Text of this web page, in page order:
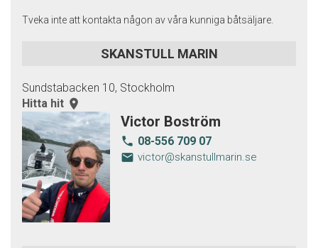
Tveka inte att kontakta någon av våra kunniga båtsäljare.
SKANSTULL MARIN
Sundstabacken 10, Stockholm
Hitta hit room
Victor Boström
local_phone 08-556 709 07
email victor@skanstullmarin.se